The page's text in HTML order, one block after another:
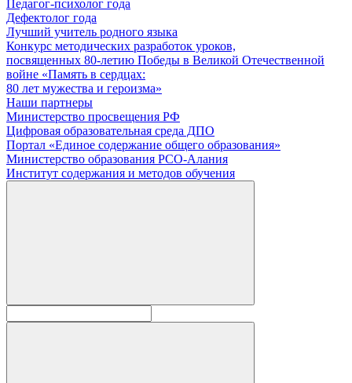
Педагог-психолог года
Дефектолог года
Лучший учитель родного языка
Конкурс методических разработок уроков,
посвященных 80-летию Победы в Великой Отечественной
войне «Память в сердцах:
80 лет мужества и героизма»
Наши партнеры
Министерство просвещения РФ
Цифровая образовательная среда ДПО
Портал «Единое содержание общего образования»
Министерство образования РСО-Алания
Институт содержания и методов обучения